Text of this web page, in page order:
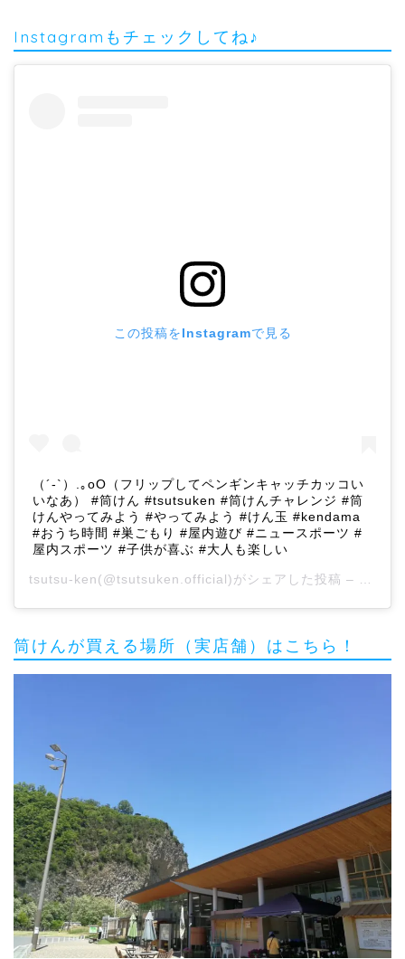
Instagramもチェックしてね♪
この投稿をInstagramで見る
（´-`）.｡oO（フリップしてペンギンキャッチカッコい
いなあ） #筒けん #tsutsuken #筒けんチャレンジ #筒
けんやってみよう #やってみよう #けん玉 #kendama
#おうち時間 #巣ごもり #屋内遊び #ニュースポーツ #
屋内スポーツ #子供が喜ぶ #大人も楽しい
tsutsu-ken(@tsutsuken.official)がシェアした投稿 –
筒けんが買える場所（実店舗）はこちら！